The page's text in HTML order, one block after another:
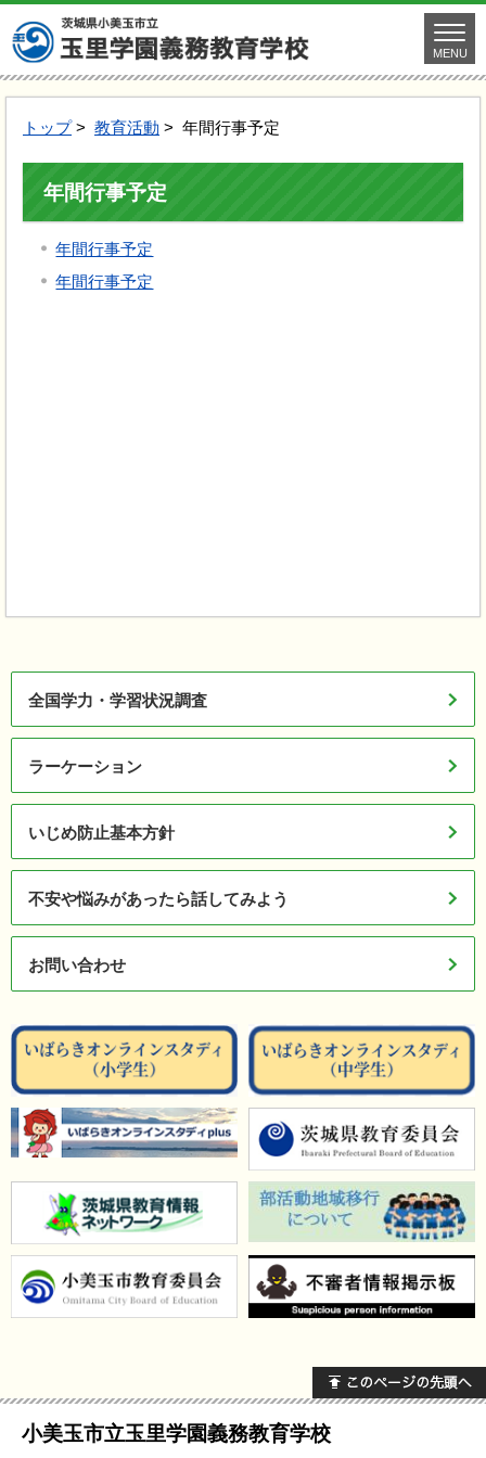
MENU
トップ> 教育活動 > 年間行事予定
年間行事予定
年間行事予定
年間行事予定
全国学力・学習状況調査
ラーケーション
いじめ防止基本方針
不安や悩みがあったら話してみよう
お問い合わせ
小美玉市立玉里学園義務教育学校